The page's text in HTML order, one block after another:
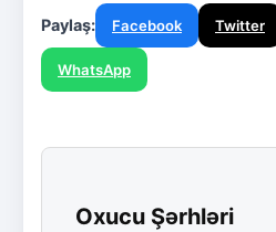
Paylaş: Facebook Twitter
WhatsApp
Oxucu Şərhləri